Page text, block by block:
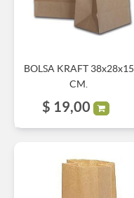
BOLSA KRAFT 38x28x15
CM.
$ 19,00